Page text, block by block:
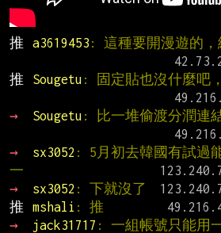
推 a3619453 : 這種要開漫遊的，
推
Sougetu : 固定貼也沒什麼吧
→
Sougetu : 比一堆偷渡分潤連
→
sx3052 : 5月初去韓國有試過
一
→
sx3052 : 下就沒了
推
mshali : 推
→
jack31717 : 一組帳號只能用